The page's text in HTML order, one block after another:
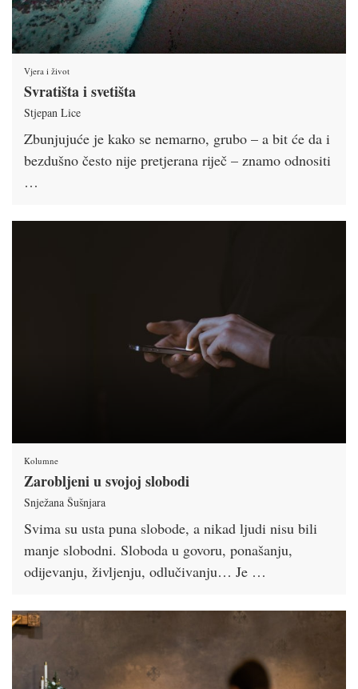
Vjera i život
Svratišta i svetišta
Stjepan Lice
Zbunjujuće je kako se nemarno, grubo – a bit će da i
bezdušno često nije pretjerana riječ – znamo odnositi
…
Kolumne
Zarobljeni u svojoj slobodi
Snježana Šušnjara
Svima su usta puna slobode, a nikad ljudi nisu bili
manje slobodni. Sloboda u govoru, ponašanju,
odijevanju, življenju, odlučivanju… Je …